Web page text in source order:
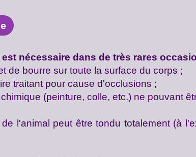
nécessaire dans de très rares
de bourre sur toute la surface du corps ;
traitant pour cause d'occlusions ;
(peinture, colle, etc.) ne pouvant
l'animal peut être tondu totalement (à